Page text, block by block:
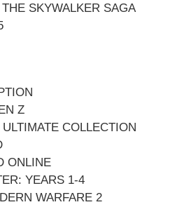
SKYWALKER SAGA
Z
COLLECTION
ONLINE
YEARS 1-4
WARFARE 2